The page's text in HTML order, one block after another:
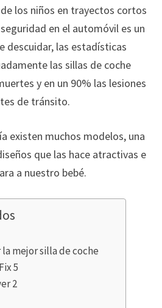
los niños en trayectos cortos
en el automóvil es un
descuidar, las estadísticas
las sillas de coche
y en un 90% las lesiones
de tránsito.
existen muchos modelos, una
que las hace atractivas e
a nuestro bebé.
mejor silla de coche
5
2